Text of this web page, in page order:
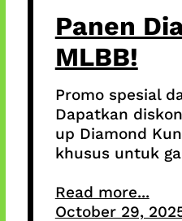
Panen
MLBB!
Promo spesial
Dapatkan
up Diamond
khusus untuk
Read more...
October 29,